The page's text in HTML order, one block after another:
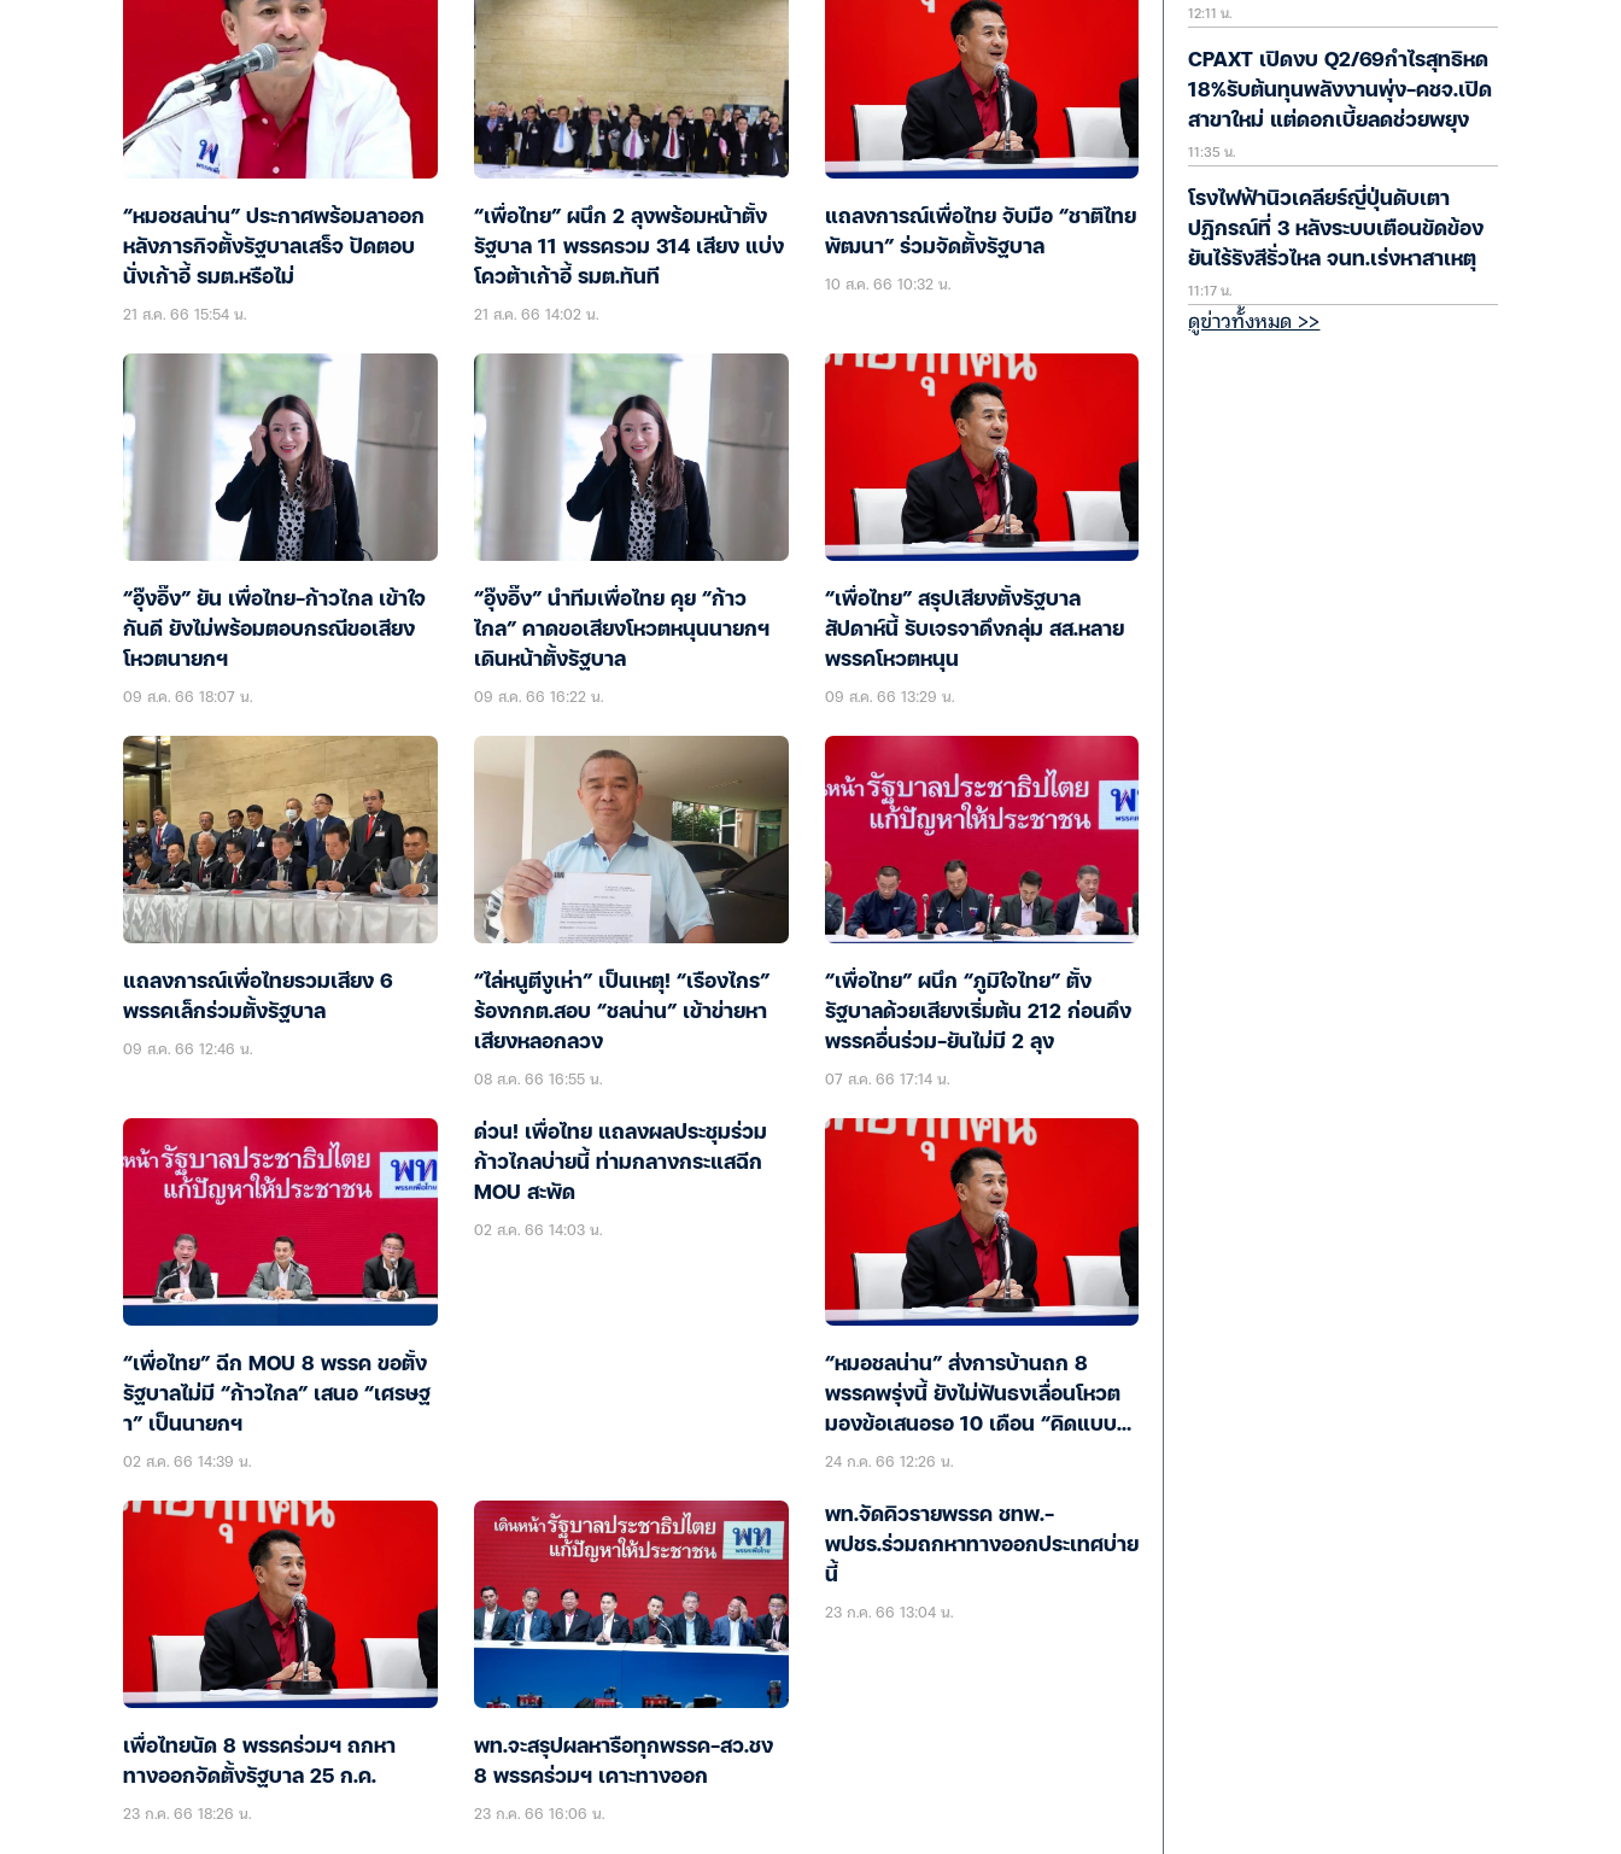
“หมอชลน่าน” ประกาศพร้อมลาออก
หลังภารกิจตั้งรัฐบาลเสร็จ ปัดตอบ
นั่งเก้าอี้ รมต.หรือไม่
21 ส.ค. 66 15:54 น.
“เพื่อไทย” ผนึก 2 ลุงพร้อมหน้าตั้ง
รัฐบาล 11 พรรครวม 314 เสียง แบ่ง
โควต้าเก้าอี้ รมต.ทันที
21 ส.ค. 66 14:02 น.
แถลงการณ์เพื่อไทย จับมือ “ชาติไทย
พัฒนา” ร่วมจัดตั้งรัฐบาล
10 ส.ค. 66 10:32 น.
“อุ๊งอิ๊ง” ยัน เพื่อไทย-ก้าวไกล เข้าใจ
กันดี ยังไม่พร้อมตอบกรณีขอเสียง
โหวตนายกฯ
09 ส.ค. 66 18:07 น.
“อุ๊งอิ๊ง” นำทีมเพื่อไทย คุย “ก้าว
ไกล” คาดขอเสียงโหวตหนุนนายกฯ
เดินหน้าตั้งรัฐบาล
09 ส.ค. 66 16:22 น.
“เพื่อไทย” สรุปเสียงตั้งรัฐบาล
สัปดาห์นี้ รับเจรจาดึงกลุ่ม สส.หลาย
พรรคโหวตหนุน
09 ส.ค. 66 13:29 น.
แถลงการณ์เพื่อไทยรวมเสียง 6
พรรคเล็กร่วมตั้งรัฐบาล
09 ส.ค. 66 12:46 น.
“ไล่หนูตีงูเห่า” เป็นเหตุ! “เรืองไกร”
ร้องกกต.สอบ “ชลน่าน” เข้าข่ายหา
เสียงหลอกลวง
08 ส.ค. 66 16:55 น.
“เพื่อไทย” ผนึก “ภูมิใจไทย” ตั้ง
รัฐบาลด้วยเสียงเริ่มต้น 212 ก่อนดึง
พรรคอื่นร่วม-ยันไม่มี 2 ลุง
07 ส.ค. 66 17:14 น.
“เพื่อไทย” ฉีก MOU 8 พรรค ขอตั้ง
รัฐบาลไม่มี “ก้าวไกล” เสนอ “เศรษฐ
า” เป็นนายกฯ
02 ส.ค. 66 14:39 น.
ด่วน! เพื่อไทย แถลงผลประชุมร่วม
ก้าวไกลบ่ายนี้ ท่ามกลางกระแสฉีก
MOU สะพัด
02 ส.ค. 66 14:03 น.
“หมอชลน่าน” ส่งการบ้านถก 8
พรรคพรุ่งนี้ ยังไม่ฟันธงเลื่อนโหวต
มองข้อเสนอรอ 10 เดือน “คิดแบบ
โลกสวย”
24 ก.ค. 66 12:26 น.
เพื่อไทยนัด 8 พรรคร่วมฯ ถกหา
ทางออกจัดตั้งรัฐบาล 25 ก.ค.
23 ก.ค. 66 18:26 น.
พท.จะสรุปผลหารือทุกพรรค-สว.ชง
8 พรรคร่วมฯ เคาะทางออก
23 ก.ค. 66 16:06 น.
พท.จัดคิวรายพรรค ชทพ.-
พปชร.ร่วมถกหาทางออกประเทศบ่าย
นี้
23 ก.ค. 66 13:04 น.
ส.ค.นี้
12:11 น.
CPAXT เปิดงบ Q2/69กำไรสุทธิหด
18%รับต้นทุนพลังงานพุ่ง-คชจ.เปิด
สาขาใหม่ แต่ดอกเบี้ยลดช่วยพยุง
11:35 น.
โรงไฟฟ้านิวเคลียร์ญี่ปุ่นดับเตา
ปฏิกรณ์ที่ 3 หลังระบบเตือนขัดข้อง
ยันไร้รังสีรั่วไหล จนท.เร่งหาสาเหตุ
11:17 น.
ดูข่าวทั้งหมด >>